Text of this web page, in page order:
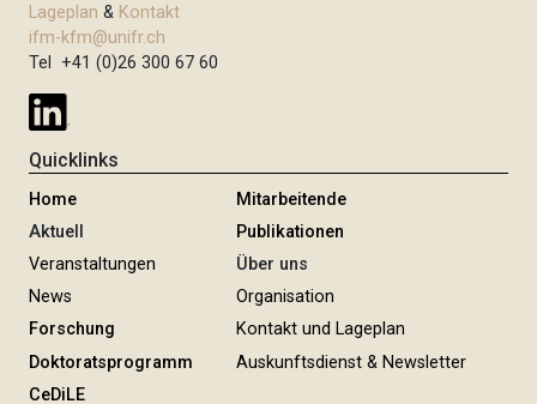
Lageplan & Kontakt
ifm-kfm@unifr.ch
Tel +41 (0)26 300 67 60
Quicklinks
Home
Aktuell
Veranstaltungen
News
Forschung
Doktoratsprogramm
CeDiLE
Mitarbeitende
Publikationen
Über uns
Organisation
Kontakt und Lageplan
Auskunftsdienst & Newsletter